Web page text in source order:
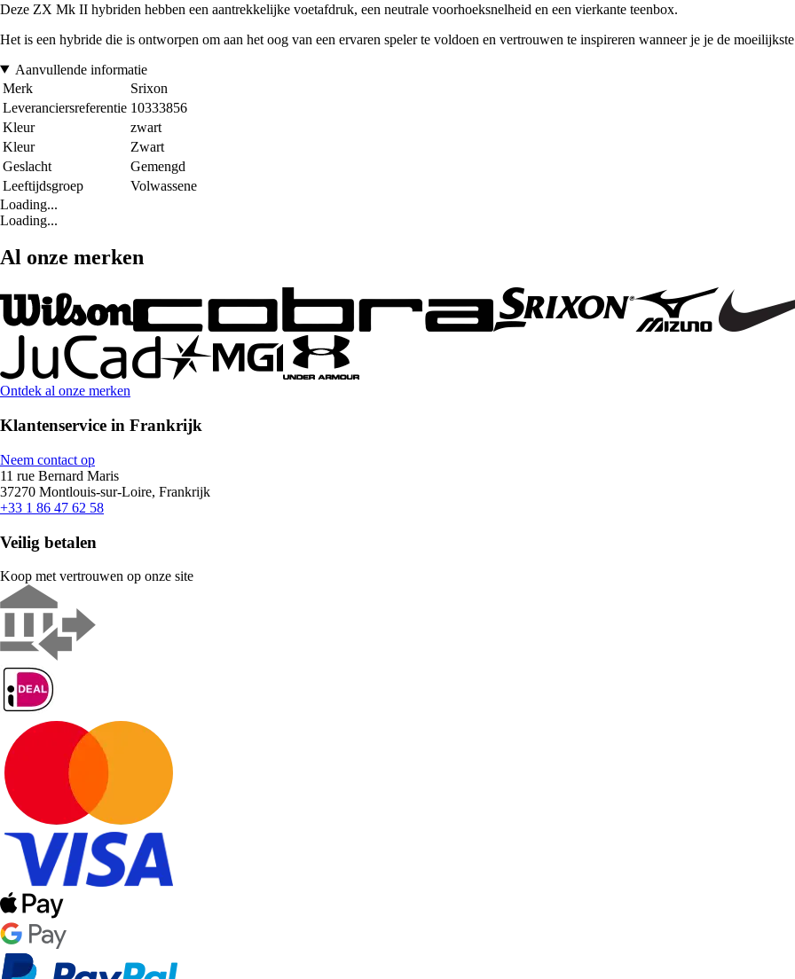
Deze ZX Mk II hybriden hebben een aantrekkelijke voetafdruk, een neutrale voorhoeksnelheid en een vierkante teenbox.
Het is een hybride die is ontworpen om aan het oog van een ervaren speler te voldoen en vertrouwen te inspireren wanneer je je de
Aanvullende informatie
Merk
Srixon
Leveranciersreferentie 10333856
Kleur
zwart
Kleur
Zwart
Geslacht
Gemengd
Leeftijdsgroep
Volwassene
Loading...
Loading...
Al onze merken
Ontdek al onze merken
Klantenservice in Frankrijk
Neem contact op
11 rue Bernard Maris
37270 Montlouis-sur-Loire, Frankrijk
+33 1 86 47 62 58
Veilig betalen
Koop met vertrouwen op onze site